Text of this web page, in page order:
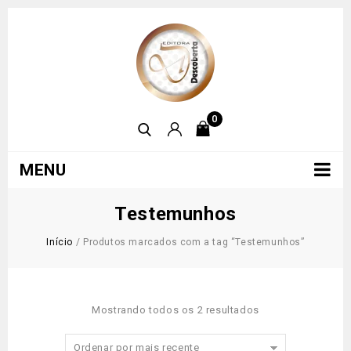
0
MENU
Testemunhos
Início / Produtos marcados com a tag “Testemunhos”
Mostrando todos os 2 resultados
Ordenar por mais recente